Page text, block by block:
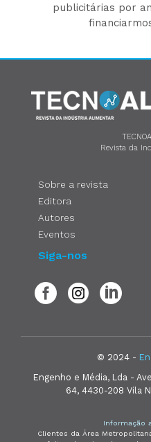
publicitárias por
Revista da
Sobre a revista
Editora
Autores
Eventos
Siga-nos
© 2024 -
Engenho e Média, Lda -
64, 4430-208 Vila
Informação
Clientes da Área